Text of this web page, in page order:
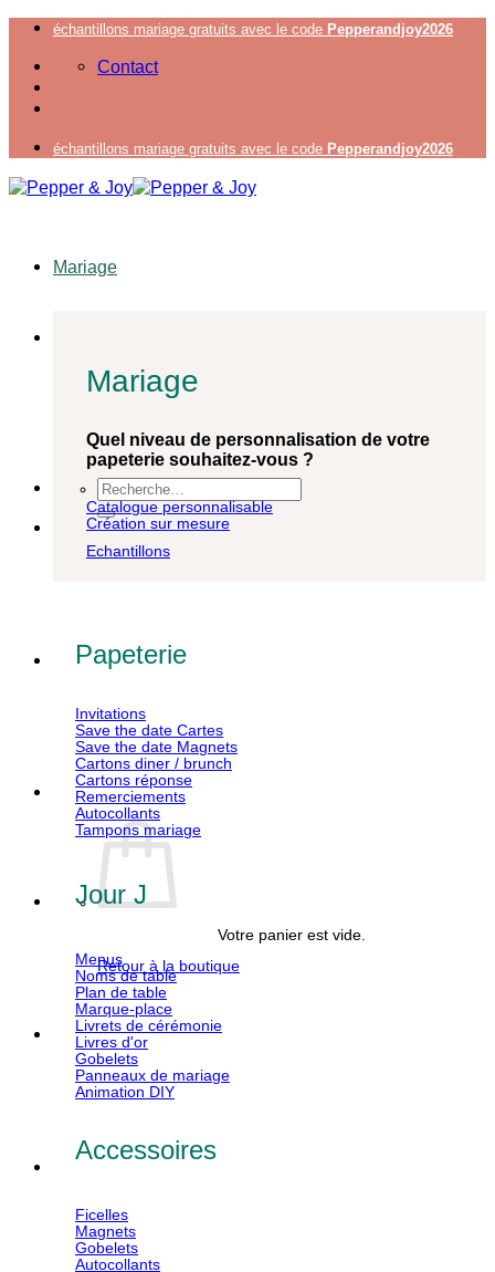
Passer
contenu
échantillons mariage gratuits avec le code Pepperandjoy2026
Contact
échantillons mariage gratuits avec le code Pepperandjoy2026
Recherche
pour :
Votre panier est vide.
Retour à la boutique
Mariage
Mariage
Quel niveau de personnalisation de votre
papeterie souhaitez-vous ?
Catalogue personnalisable
Création sur mesure
Echantillons
Papeterie
Invitations
Save the date Cartes
Save the date Magnets
Cartons diner / brunch
Cartons réponse
Remerciements
Autocollants
Tampons mariage
Jour J
Menus
Noms de table
Plan de table
Marque-place
Livrets de cérémonie
Livres d'or
Gobelets
Panneaux de mariage
Animation DIY
Accessoires
Ficelles
Magnets
Gobelets
Autocollants